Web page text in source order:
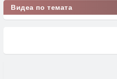
Видеа по темата